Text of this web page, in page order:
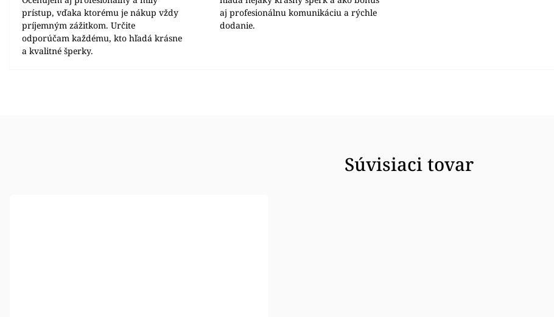
prístup, vďaka ktorému je nákup vždy
príjemným zážitkom. Určite
odporúčam každému, kto hľadá krásne
a kvalitné šperky.
aj profesionálnu komunikáciu a rýchle
dodanie.
Súvisiaci tovar